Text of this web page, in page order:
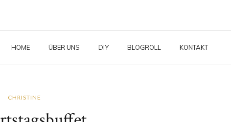
HOME ÜBER UNS DIY BLOGROLL KONTAKT
CHRISTINE